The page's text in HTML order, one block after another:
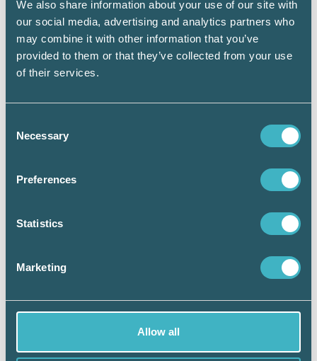
We also share information about your use of our site with
our social media, advertising and analytics partners who
may combine it with other information that you’ve
provided to them or that they’ve collected from your use
of their services.
Selection
Necessary
Preferences
Statistics
Marketing
Allow all
räkenskapsmaterial hos företaget samt hos
andra där sådant material finns förvarat, till
exempel hos dig som är företagets
redovisningskonsult.
revision för att inhämta uppgifter som är av
betydelse för kontroll av någon annan än den
som revideras, 41 kap. 2 § 2 st.
Skatteverket få tillgång till uppgifter om en
konkursförvaltaren snarast ta hand om
som rör konkursboet.
Eftersom bokföringen har stor betydelse för
utredning av brott och återvinningsfrågor har